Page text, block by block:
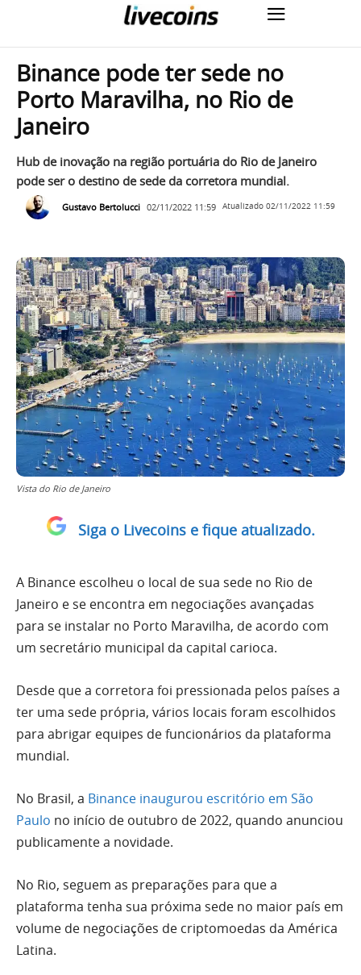
Binance pode ter sede no
Porto Maravilha, no Rio de
Janeiro
Hub de inovação na região portuária do Rio de Janeiro
pode ser o destino de sede da corretora mundial.
Gustavo Bertolucci 02/11/2022 11:59 Atualizado 02/11/2022 11:59
Vista do Rio de Janeiro
Siga o Livecoins e fique atualizado.
A Binance escolheu o local de sua sede no Rio de
Janeiro e se encontra em negociações avançadas
para se instalar no Porto Maravilha, de acordo com
um secretário municipal da capital carioca.
Desde que a corretora foi pressionada pelos países a
ter uma sede própria, vários locais foram escolhidos
para abrigar equipes de funcionários da plataforma
mundial.
No Brasil, a Binance inaugurou escritório em São
Paulo no início de outubro de 2022, quando anunciou
publicamente a novidade.
No Rio, seguem as preparações para que a
plataforma tenha sua próxima sede no maior país em
volume de negociações de criptomoedas da América
Latina.